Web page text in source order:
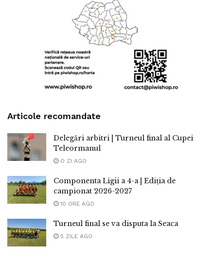
Articole recomandate
Delegări arbitri | Turneul final al Cupei
Teleormanul
O ZI AGO
Componenta Ligii a 4-a | Ediția de
campionat 2026-2027
10 ORE AGO
Turneul final se va disputa la Seaca
5 ZILE AGO